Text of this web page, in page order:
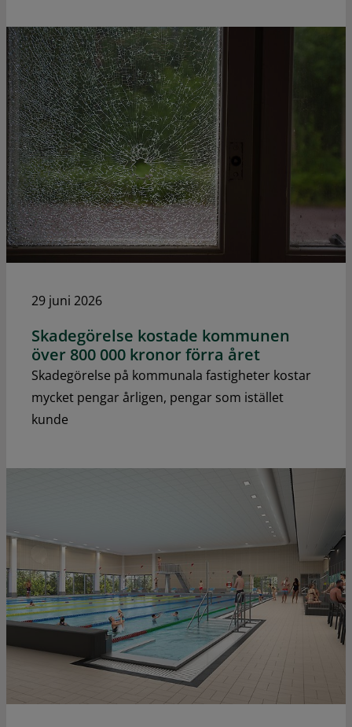
29 juni 2026
Skadegörelse kostade kommunen
över 800 000 kronor förra året
Skadegörelse på kommunala fastigheter kostar
mycket pengar årligen, pengar som istället
kunde